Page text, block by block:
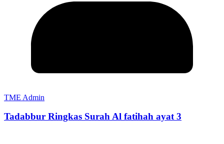
TME Admin
Tadabbur Ringkas Surah Al fatihah ayat 3